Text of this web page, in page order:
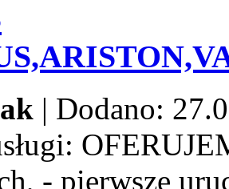
| Dodano:
- pierwsze